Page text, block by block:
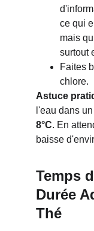
ce qui
mais
surtout
Faites
chlore.
Astuce
l'eau dans
8°C. En
baisse
Temps
Durée
Thé